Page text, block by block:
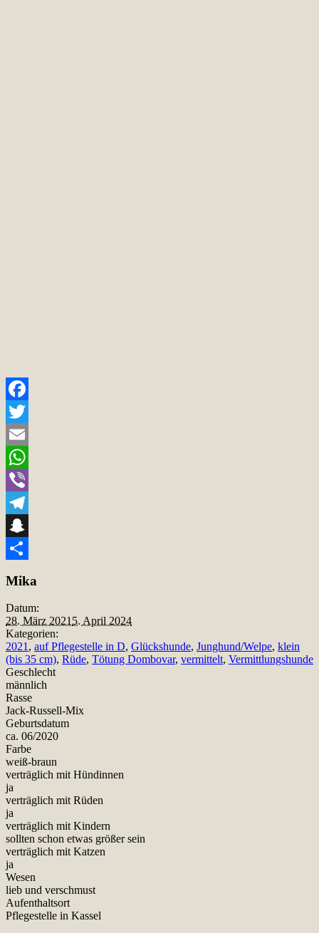
Facebook
Twitter
Email
WhatsApp
Viber
Telegram
Snapchat
Mika
Datum:
28. März 2021 5. April 2024
Kategorien:
2021 , auf Pflegestelle in D, Glückshunde, Junghund/Welpe, klein
(bis 35 cm), Rüde, Tötung Dombovar, vermittelt, Vermittlungshunde
Geschlecht
männlich
Rasse
Jack-Russell-Mix
Geburtsdatum
ca. 06/2020
Farbe
weiß-braun
verträglich mit Hündinnen
ja
verträglich mit Rüden
ja
verträglich mit Kindern
sollten schon etwas größer sein
verträglich mit Katzen
ja
Wesen
lieb und verschmust
Aufenthaltsort
Pflegestelle in Kassel